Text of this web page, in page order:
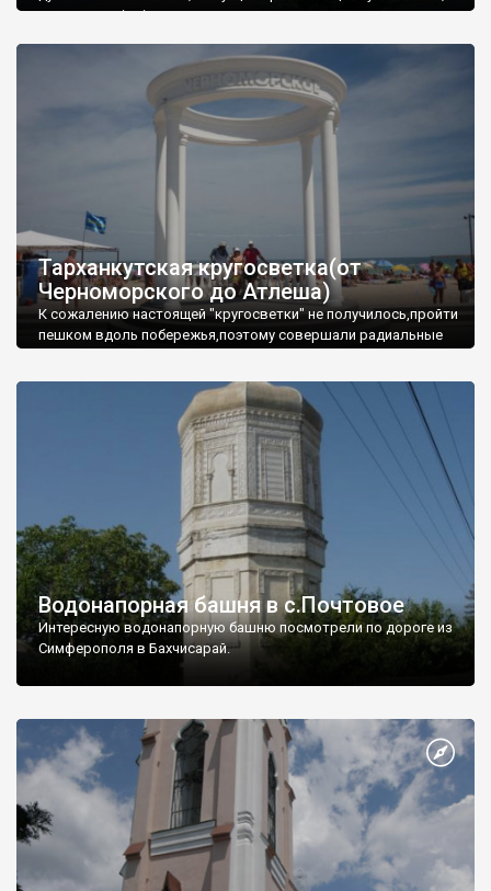
запрошую відвідати це
Тарханкутская кругосветка(от
Черноморского до Атлеша)
К сожалению настоящей "кругосветки" не получилось,пройти
пешком вдоль побережья,поэтому совершали радиальные
Водонапорная башня в с.Почтовое
Интересную водонапорную башню посмотрели по дороге из
Симферополя в Бахчисарай.